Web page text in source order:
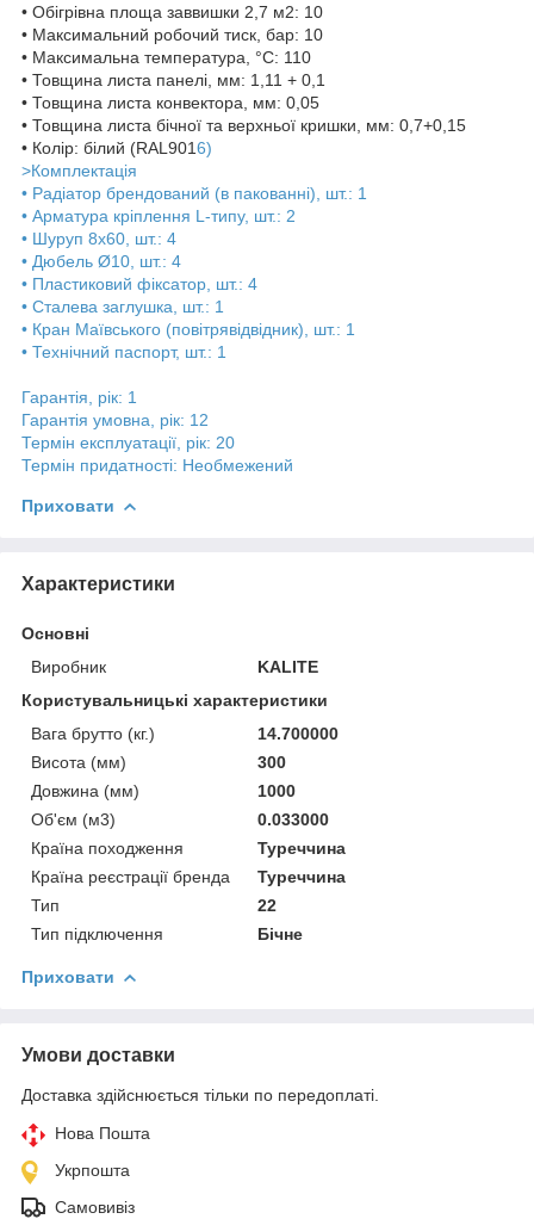
• Обігрівна площа заввишки 2,7 м2: 10
• Максимальний робочий тиск, бар: 10
• Максимальна температура, °С: 110
• Товщина листа панелі, мм: 1,11 + 0,1
• Товщина листа конвектора, мм: 0,05
• Товщина листа бічної та верхньої кришки, мм: 0,7+0,15
• Колір: білий (RAL9016)
>Комплектація
• Радіатор брендований (в пакованні), шт.: 1
• Арматура кріплення L-типу, шт.: 2
• Шуруп 8х60, шт.: 4
• Дюбель Ø10, шт.: 4
• Пластиковий фіксатор, шт.: 4
• Сталева заглушка, шт.: 1
• Кран Маївського (повітрявідвідник), шт.: 1
• Технічний паспорт, шт.: 1
Гарантія, рік: 1
Гарантія умовна, рік: 12
Термін експлуатації, рік: 20
Термін придатності: Необмежений
Приховати
Характеристики
Основні
Виробник
KALITE
Користувальницькі характеристики
Вага брутто (кг.)
14.700000
Висота (мм)
300
Довжина (мм)
1000
Об'єм (м3)
0.033000
Країна походження
Туреччина
Країна реєстрації бренда
Туреччина
Тип
22
Тип підключення
Бічне
Приховати
Умови доставки
Доставка здійснюється тільки по передоплаті.
Нова Пошта
Укрпошта
Самовивіз